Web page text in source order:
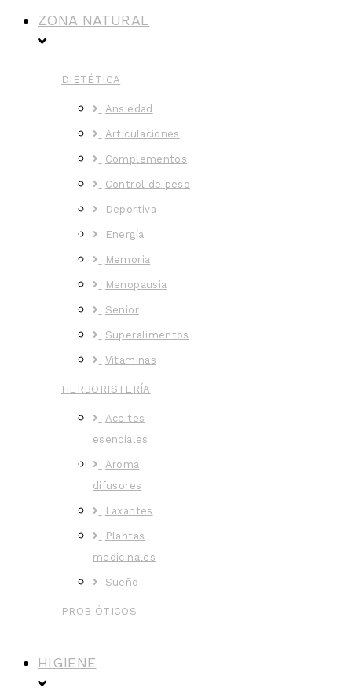
ZONA NATURAL
DIETÉTICA
Ansiedad
Articulaciones
Complementos
Control de peso
Deportiva
Energía
Memoria
Menopausia
Senior
Superalimentos
Vitaminas
HERBORISTERÍA
Aceites
esenciales
Aroma
difusores
Laxantes
Plantas
medicinales
Sueño
PROBIÓTICOS
HIGIENE